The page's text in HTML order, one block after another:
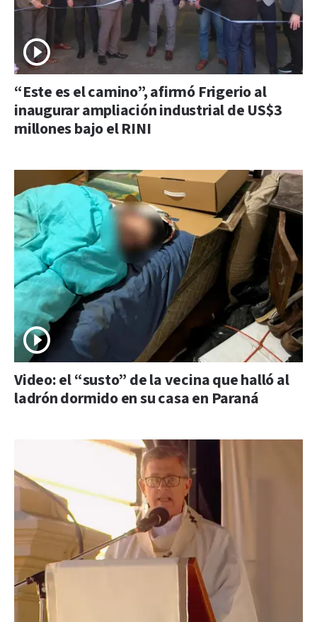
“Este es el camino”, afirmó Frigerio al
inaugurar ampliación industrial de US$3
millones bajo el RINI
Video: el “susto” de la vecina que halló al
ladrón dormido en su casa en Paraná